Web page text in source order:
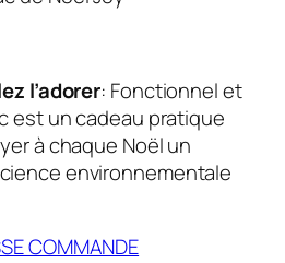
l’adorer: Fonctionnel et
est un cadeau pratique
à chaque Noël un
environnementale
COMMANDE